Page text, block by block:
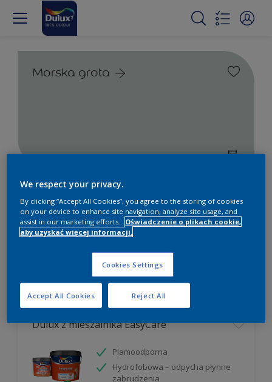
Morska grota
Farby białe i kolorowe do
wnętrz i na zewnątrz
1Produkty znalezione
Filter
Dulux z mieszalnika EasyCare
Plamoodporna
Hydrofobowa – odpycha płynne
zabrudzenia
We respect your privacy.
By clicking “Accept All Cookies”, you agree to the storing of cookies
on your device to enhance site navigation, analyze site usage, and
assist in our marketing efforts.
Oświadczenie o plikach cookie,
aby uzyskać więcej informacji.
Cookies Settings
Reject All
Accept All Cookies